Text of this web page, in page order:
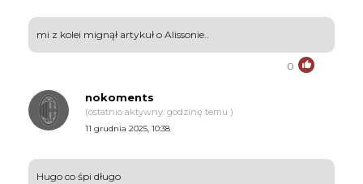
mi z kolei mignął artykuł o Alissonie..
0
nokoments
(ostatnio aktywny: godzinę temu )
11 grudnia 2025, 10:38
Hugo co śpi długo